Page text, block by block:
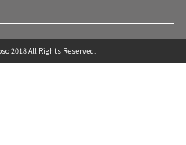
2018 All Rights Reserved.